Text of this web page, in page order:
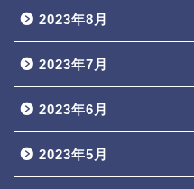
2023年8月
2023年7月
2023年6月
2023年5月